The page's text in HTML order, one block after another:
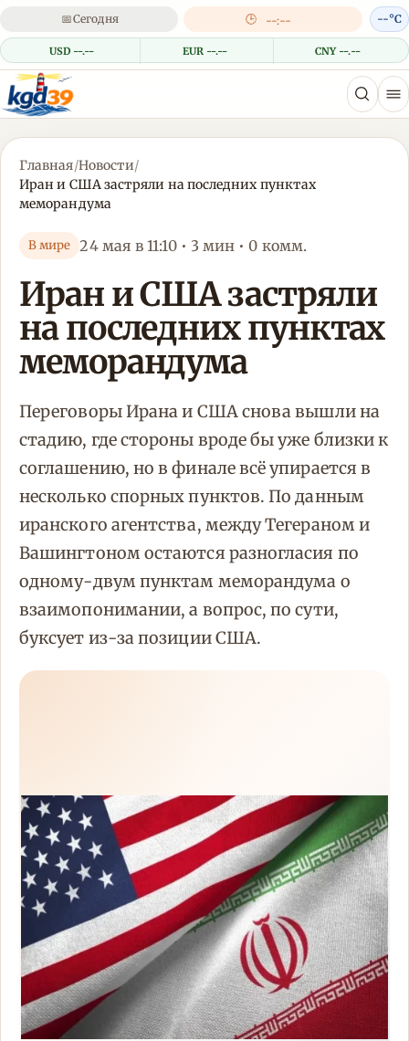
📅Сегодня 🕒 --:--
USD --.-- EUR --.-- CNY --.--
--°C
Главная/Новости/
Иран и США застряли на последних пунктах
меморандума
В мире 24 мая в 11:10 • 3 мин • 0 комм.
Иран и США застряли
на последних пунктах
меморандума
Переговоры Ирана и США снова вышли на
стадию, где стороны вроде бы уже близки к
соглашению, но в финале всё упирается в
несколько спорных пунктов. По данным
иранского агентства, между Тегераном и
Вашингтоном остаются разногласия по
одному-двум пунктам меморандума о
взаимопонимании, а вопрос, по сути,
буксует из-за позиции США.